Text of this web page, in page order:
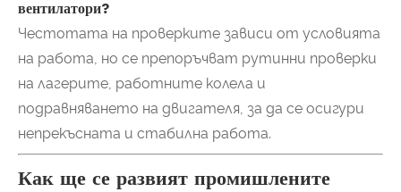
вентилатори?
Честотата на проверките зависи от условията
на работа, но се препоръчват рутинни проверки
на лагерите, работните колела и
подравняването на двигателя, за да се осигури
непрекъсната и стабилна работа.
Как ще се развият промишлените